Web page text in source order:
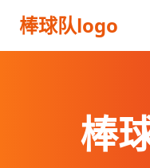
棒球队logo
棒